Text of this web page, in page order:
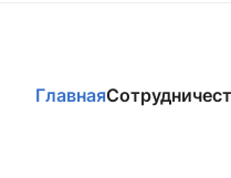
Главная